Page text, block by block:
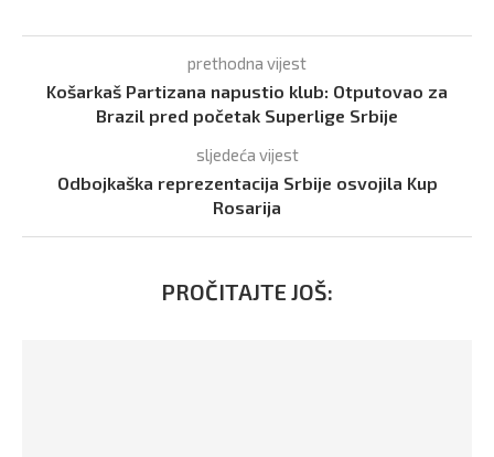
prethodna vijest
Košarkaš Partizana napustio klub: Otputovao za
Brazil pred početak Superlige Srbije
sljedeća vijest
Odbojkaška reprezentacija Srbije osvojila Kup
Rosarija
PROČITAJTE JOŠ: